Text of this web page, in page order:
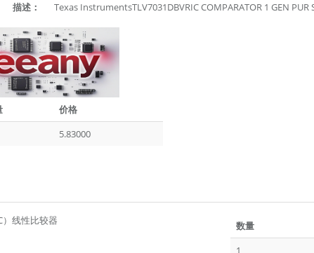
描述： Texas InstrumentsTLV7031DBVRIC COMPARATOR 1 GEN
价格
5.83000
线性比较器 数量
1